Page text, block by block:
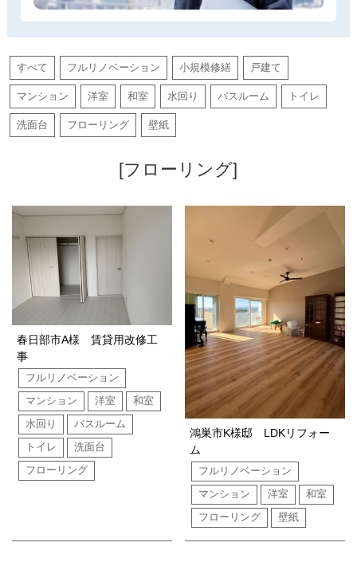
すべて フルリノベーション 小規模修繕 戸建て
マンション 洋室 和室 水回り バスルーム トイレ
洗面台 フローリング 壁紙
[フローリング]
春日部市A様 賃貸用改修工
事
フルリノベーション
マンション 洋室 和室
水回り バスルーム
トイレ 洗面台
フローリング
鴻巣市K様邸 LDKリフォー
ム
フルリノベーション
マンション 洋室 和室
フローリング 壁紙